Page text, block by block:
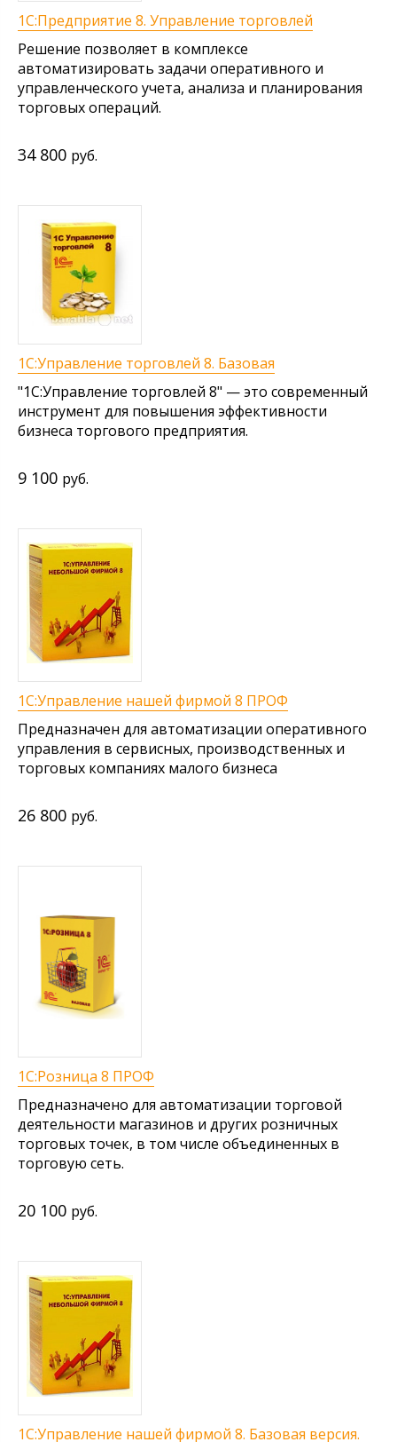
1С:Предприятие 8. Управление торговлей
Решение позволяет в комплексе
автоматизировать задачи оперативного и
управленческого учета, анализа и планирования
торговых операций.
34 800 руб.
1С:Управление торговлей 8. Базовая
"1С:Управление торговлей 8" — это современный
инструмент для повышения эффективности
бизнеса торгового предприятия.
9 100 руб.
1С:Управление нашей фирмой 8 ПРОФ
Предназначен для автоматизации оперативного
управления в сервисных, производственных и
торговых компаниях малого бизнеса
26 800 руб.
1С:Розница 8 ПРОФ
Предназначено для автоматизации торговой
деятельности магазинов и других розничных
торговых точек, в том числе объединенных в
торговую сеть.
20 100 руб.
1С:Управление нашей фирмой 8. Базовая версия.